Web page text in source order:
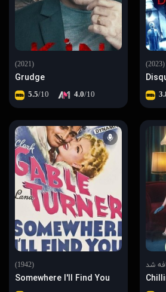
(2023)
(2021)
Grudge
5.5/10 4.0/10
(1942)
Somewhere I'll Find You